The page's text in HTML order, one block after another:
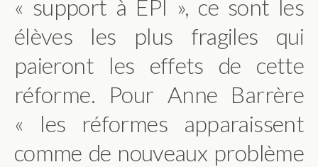
« support à EPI », ce sont les
élèves les plus fragiles qui
paieront les effets de cette
réforme. Pour Anne Barrère
« les réformes apparaissent
comme de nouveaux problème